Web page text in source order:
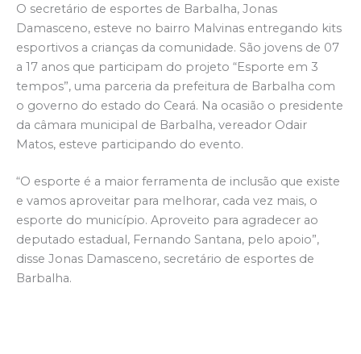
O secretário de esportes de Barbalha, Jonas
Damasceno, esteve no bairro Malvinas entregando kits
esportivos a crianças da comunidade. São jovens de 07
a 17 anos que participam do projeto “Esporte em 3
tempos”, uma parceria da prefeitura de Barbalha com
o governo do estado do Ceará. Na ocasião o presidente
da câmara municipal de Barbalha, vereador Odair
Matos, esteve participando do evento.
“O esporte é a maior ferramenta de inclusão que existe
e vamos aproveitar para melhorar, cada vez mais, o
esporte do município. Aproveito para agradecer ao
deputado estadual, Fernando Santana, pelo apoio”,
disse Jonas Damasceno, secretário de esportes de
Barbalha.